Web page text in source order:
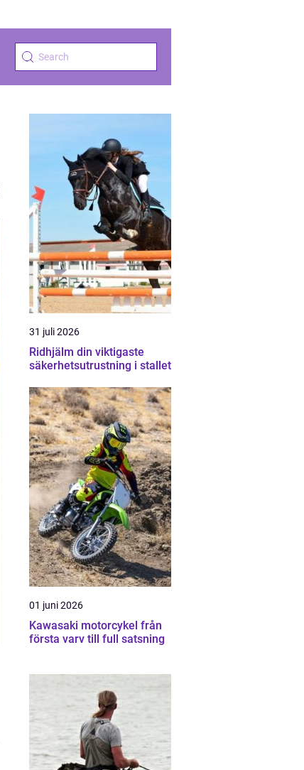
31 juli 2026
Ridhjälm din viktigaste
säkerhetsutrustning i stallet
01 juni 2026
Kawasaki motorcykel från
första varv till full satsning